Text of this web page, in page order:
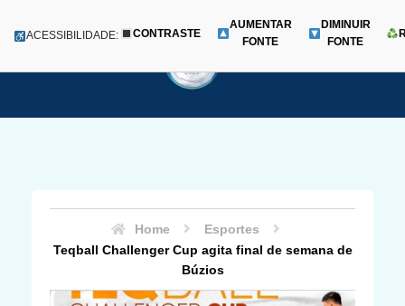
para
Menu
ACESSIBILIDADE: CONTRASTE
AUMENTAR
FONTE
DIMINUIR
FONTE
Home
Esportes
Teqball Challenger Cup agita final de semana de
Búzios